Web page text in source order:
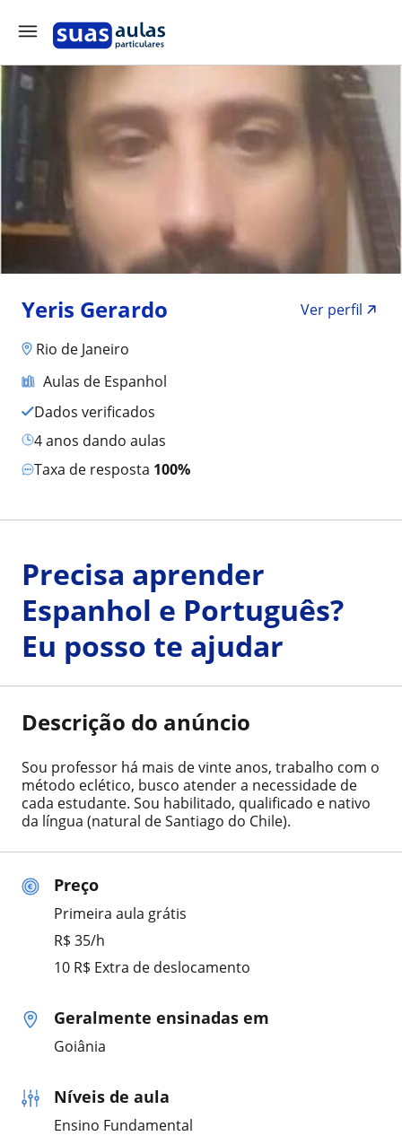
Yeris Gerardo
Ver perfil
Rio de Janeiro
Aulas de Espanhol
Dados verificados
4 anos dando aulas
Taxa de resposta 100%
Preço
Primeira aula grátis
R$ 35/h
10 R$ Extra de deslocamento
Geralmente ensinadas em
Goiânia
Níveis de aula
Ensino Fundamental
Precisa aprender
Espanhol e Português?
Eu posso te ajudar
Descrição do anúncio
Sou professor há mais de vinte anos, trabalho com o
método eclético, busco atender a necessidade de
cada estudante. Sou habilitado, qualificado e nativo
da língua (natural de Santiago do Chile).